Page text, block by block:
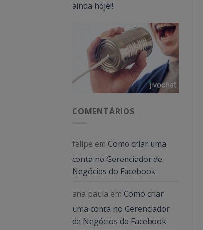
ainda hoje!!
COMENTÁRIOS
felipe em Como criar uma
conta no Gerenciador de
Negócios do Facebook
ana paula em Como criar
uma conta no Gerenciador
de Negócios do Facebook